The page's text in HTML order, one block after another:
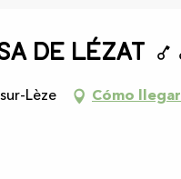
de Lézat
Lèze Cómo llegar